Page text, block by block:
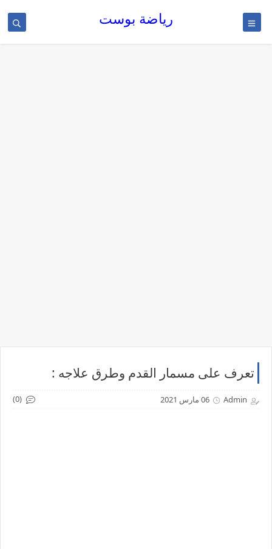
رياضة بوست
تعرف على مسمار القدم وطرق علاجه :
Admin 06 مارس 2021 (0)